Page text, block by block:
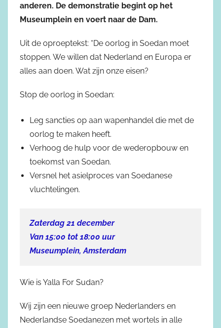
anderen. De demonstratie begint op het
Museumplein en voert naar de Dam.
Uit de oproeptekst: “De oorlog in Soedan moet
stoppen. We willen dat Nederland en Europa er
alles aan doen. Wat zijn onze eisen?
Stop de oorlog in Soedan:
Leg sancties op aan wapenhandel die met de
oorlog te maken heeft.
Verhoog de hulp voor de wederopbouw en
toekomst van Soedan.
Versnel het asielproces van Soedanese
vluchtelingen.
Zaterdag 21 december
Van 15:00 tot 18:00 uur
Museumplein, Amsterdam
Wie is Yalla For Sudan?
Wij zijn een nieuwe groep Nederlanders en
Nederlandse Soedanezen met wortels in alle